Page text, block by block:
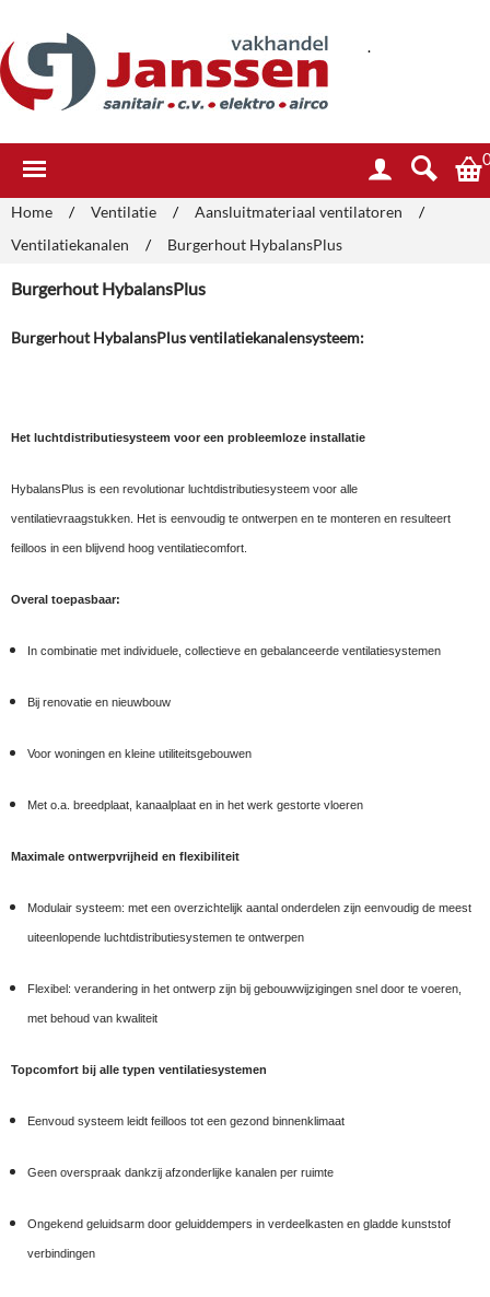
.
Home / Ventilatie / Aansluitmateriaal ventilatoren
/
Ventilatiekanalen
/ Burgerhout HybalansPlus
Burgerhout HybalansPlus
Burgerhout HybalansPlus ventilatiekanalensysteem:
Het luchtdistributiesysteem voor een probleemloze installatie
HybalansPlus is een revolutionar luchtdistributiesysteem voor alle
ventilatievraagstukken. Het is eenvoudig te ontwerpen en te monteren en resulteert
feilloos in een blijvend hoog ventilatiecomfort.
Overal toepasbaar:
In combinatie met individuele, collectieve en gebalanceerde ventilatiesystemen
Bij renovatie en nieuwbouw
Voor woningen en kleine utiliteitsgebouwen
Met o.a. breedplaat, kanaalplaat en in het werk gestorte vloeren
Maximale ontwerpvrijheid en flexibiliteit
Modulair systeem: met een overzichtelijk aantal onderdelen zijn eenvoudig de meest
uiteenlopende luchtdistributiesystemen te ontwerpen
Flexibel: verandering in het ontwerp zijn bij gebouwwijzigingen snel door te voeren,
met behoud van kwaliteit
Topcomfort bij alle typen ventilatiesystemen
Eenvoud systeem leidt feilloos tot een gezond binnenklimaat
Geen overspraak dankzij afzonderlijke kanalen per ruimte
Ongekend geluidsarm door geluiddempers in verdeelkasten en gladde kunststof
verbindingen